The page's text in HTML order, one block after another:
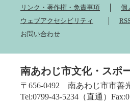
リンク・著作権・免責事項
個
ウェブアクセシビリティ
お問い合わせ
南あわじ市文化・スポ
〒656-0492 南あわじ市市善
Tel:0799-43-5234（直通）